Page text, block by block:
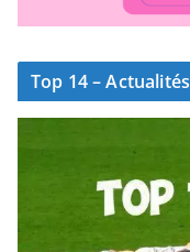
Top 14 – Actualités